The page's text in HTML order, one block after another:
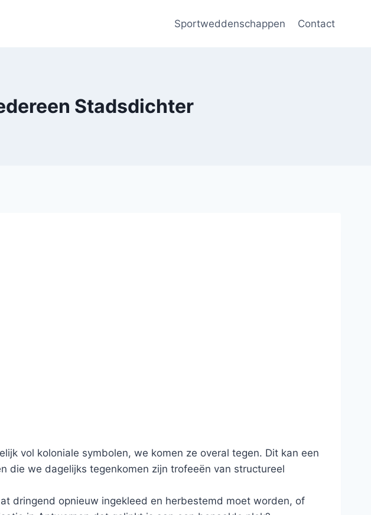
Sportweddenschappen Contact
Stadsdichter
vol koloniale symbolen, we komen ze overal tegen. Dit kan een
die we dagelijks tegenkomen zijn trofeeën van structureel
dringend opnieuw ingekleed en herbestemd moet worden, of